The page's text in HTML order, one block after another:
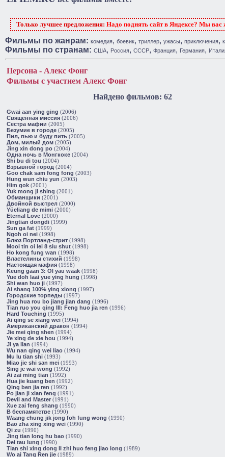
Только лучшее предложения: Надо поднять сайт в Яндексе? Мы вас
Фильмы по жанрам: комедия, боевик, триллер, ужасы, приключения,
Фильмы по странам: США, Россия, СССР, Франция, Германия,
Персона - Алекс Фонг
Фильмы с участием Алекс Фонг
Найдено фильмов: 62
Gwai aan ying ging (2006)
Священная миссия (2006)
Сестра мафии (2005)
Безумие в городе (2005)
Пил, пью и буду пить (2005)
Дом, милый дом (2005)
Jing xin dong po (2004)
Одна ночь в Монгкоке (2004)
Shi bu di tou (2004)
Взрывной город (2004)
Goo chak sam fong fong (2003)
Hung wun chiu yun (2003)
Him gok (2001)
Yuk mong ji shing (2001)
Обманщики (2001)
Двойной выстрел (2000)
Yüeliang de mimi (2000)
Eternal Love (2000)
Jingtian dongdi (1999)
Sun ga fat (1999)
Ngoh oi nei (1998)
Блюз Портланд-стрит (1998)
Mooi tin oi lei 8 siu shut (1998)
Ho kong fung wan (1998)
Властелины стихий (1998)
Настоящая мафия (1998)
Keung gaan 3: Ol yau waak (1998)
Yue doh laai yue ying hung (1998)
Shi wan huo ji (1997)
Ai shang 100% ying xiong (1997)
Городские торпеды (1997)
Jing hua rou bo jiang jian dang (1996)
Tian ruo you qing III: Feng huo jia ren (1996)
Hard Touching (1995)
Ai qing se xiang wei (1994)
Американский дракон (1994)
Jie mei qing shen (1994)
Ye xing de xie hou (1994)
Ji ya lian (1994)
Wu nan qing wei liao (1994)
Mu lu tian shi (1993)
Miao jie shi san mei (1993)
Sing je wai wong (1992)
Ai zai ming tian (1992)
Hua jie kuang ben (1992)
Qing ben jia ren (1992)
Po jian ji xian feng (1991)
Devil and Master (1991)
Xue zai feng shang (1990)
В беспамятстве (1990)
Waang chung jik jong foh fung wong (1990)
Bao zha xing xing wei (1990)
Qi zu (1990)
Jing tian long hu bao (1990)
Dei tau lung (1990)
Tian shi xing dong II zhi huo feng jiao long (1989)
Wo ai Tang Ren jie (1989)